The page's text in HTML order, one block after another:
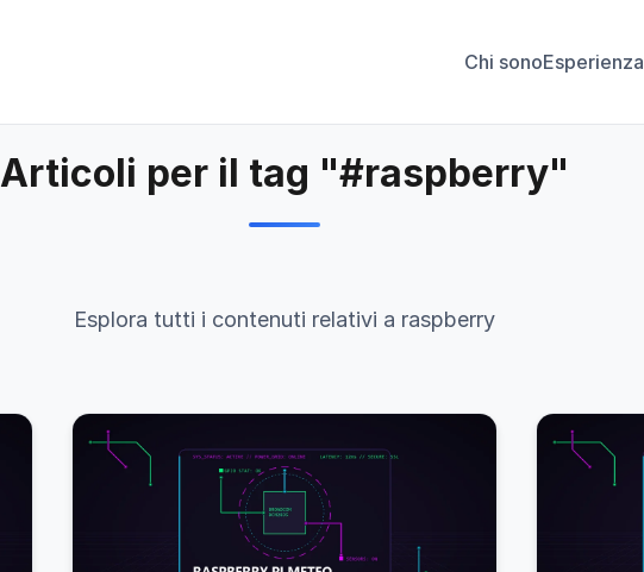
Chi sonoEsperienza
Articoli per il tag "#raspberry"
Esplora tutti i contenuti relativi a raspberry